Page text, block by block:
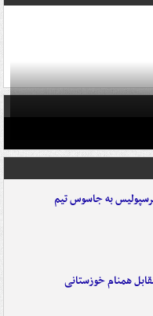
به جاسوس تیم
همنام خوزستانی